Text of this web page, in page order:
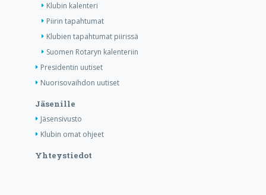
Klubin kalenteri
Piirin tapahtumat
Klubien tapahtumat piirissä
Suomen Rotaryn kalenteriin
Presidentin uutiset
Nuorisovaihdon uutiset
Jäsenille
Jäsensivusto
Klubin omat ohjeet
Yhteystiedot